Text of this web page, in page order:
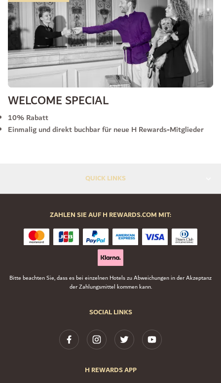
WELCOME SPECIAL
10% Rabatt
Einmalig und direkt buchbar für neue H Rewards-Mitglieder
QUICK LINKS
SOCIAL LINKS
H REWARDS APP
ZAHLEN SIE AUF H REWARDS.COM MIT:
Bitte beachten Sie, dass es bei einzelnen Hotels zu Abweichungen in der Akzeptanz
der Zahlungsmittel kommen kann.